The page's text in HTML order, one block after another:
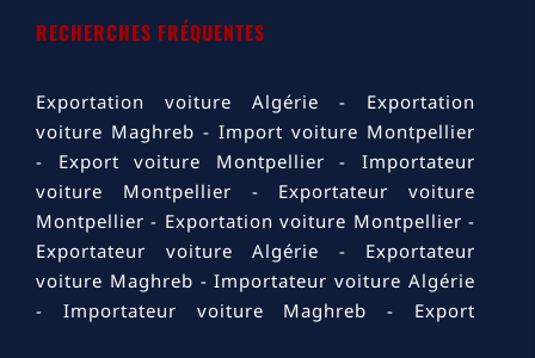
RECHERCHES FRÉQUENTES
Exportation voiture Algérie
Exportation
voiture Maghreb
Import voiture Montpellier
Export voiture Montpellier
Importateur
voiture Montpellier
Exportateur voiture
Montpellier
Exportation voiture Montpellier
Exportateur voiture Algérie
Exportateur
voiture Maghreb
Importateur voiture Algérie
Importateur voiture Maghreb
Export